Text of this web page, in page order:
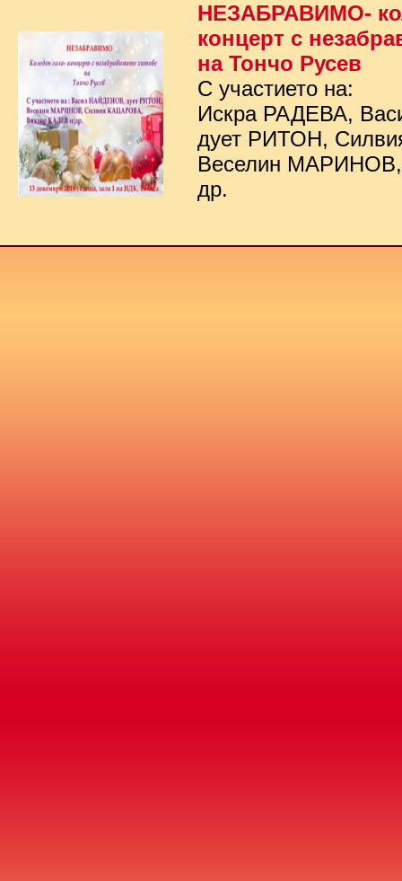
НЕЗАБРАВИМО-
концерт с
на Тончо Русев
С участието на:
Искра РАДЕВА,
дует РИТОН,
Веселин
др.